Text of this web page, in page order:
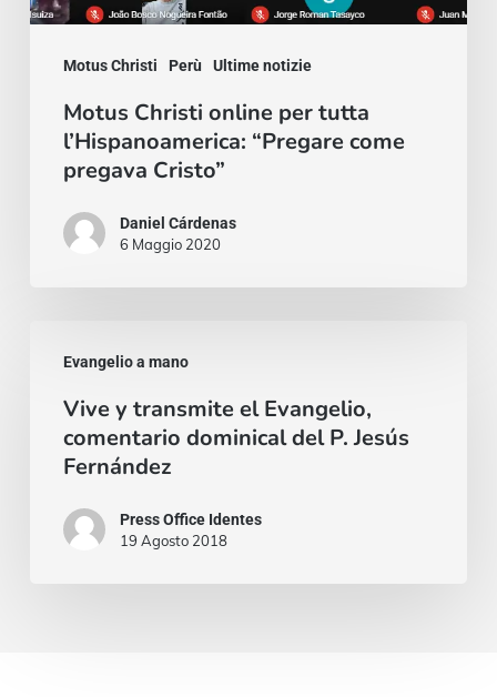
Motus Christi Perù Ultime notizie
come
Motus Christi online per tutta
l’Hispanoamerica: “Pregare come
pregava Cristo”
Daniel Cárdenas
6 Maggio 2020
Evangelio a mano
transmite
Evangelio,
comentario
dominical
Vive y transmite el Evangelio,
comentario dominical del P. Jesús
Fernández
Press Office Identes
19 Agosto 2018